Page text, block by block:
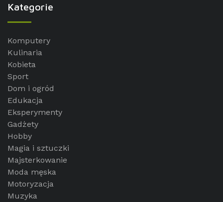
Kategorie
Komputery
Kulinaria
Kobieta
Sport
Dom i ogród
Edukacja
Eksperymenty
Gadżety
Hobby
Magia i sztuczki
Majsterkowanie
Moda męska
Motoryzacja
Muzyka